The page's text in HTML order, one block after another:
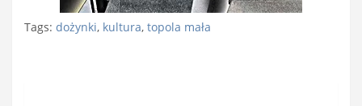
Tags: dożynki, kultura, topola mała